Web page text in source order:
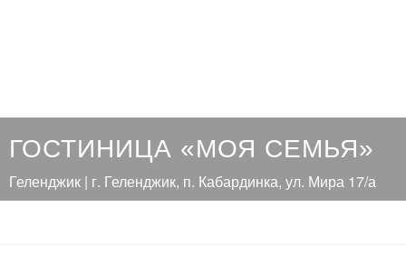
ГОСТИНИЦА «МОЯ СЕМЬЯ»
Геленджик | г. Геленджик, п. Кабардинка, ул. Мира 17/а